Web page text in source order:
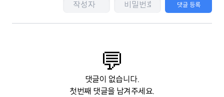
댓글 등록
💬
댓글이 없습니다.
첫번째 댓글을 남겨주세요.